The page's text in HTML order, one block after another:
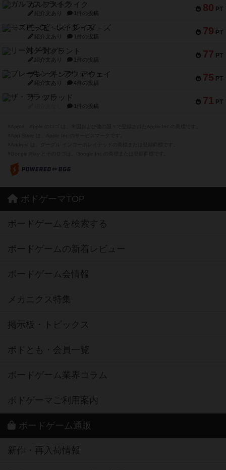
80 PT
ガルフストライク
紹介文あり 1件の投稿
79 PT
モズビ－ズ・レイダ－ズ
紹介文あり 1件の投稿
77 PT
リー対グラント
紹介文あり 1件の投稿
75 PT
ブレーキング・アウェイ
紹介文あり 4件の投稿
71 PT
ザ・フラッド
1件の投稿
ボドゲーマTOP
ボードゲームを検索する
ボードゲームの新着レビュー
ボードゲーム会情報
メカニクス特集
掲示板・トピックス
ボドとも・会員一覧
ボードゲーム業界コラム
ボドゲーマご利用案内
ボードゲーム通販
新作・再入荷情報